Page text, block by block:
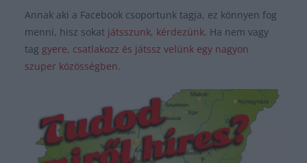
Annak aki a Facebook csoportunk tagja, ez könnyen fog
menni, hisz sokat játsszunk, kérdezünk. Ha nem vagy
tag gyere, csatlakozz és játssz velünk egy nagyon
szuper közösségben.